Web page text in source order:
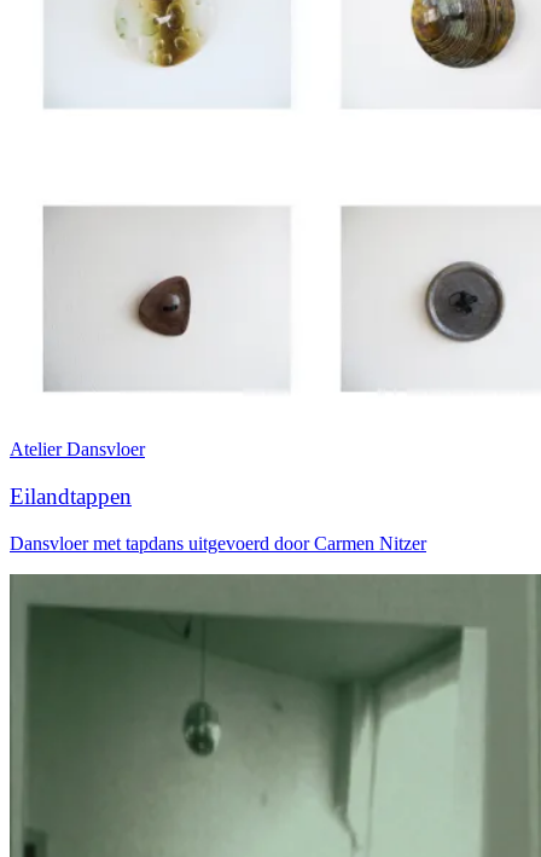
AtelierDansvloer
Eilandtappen
Dansvloer met tapdans uitgevoerd door Carmen Nitzer